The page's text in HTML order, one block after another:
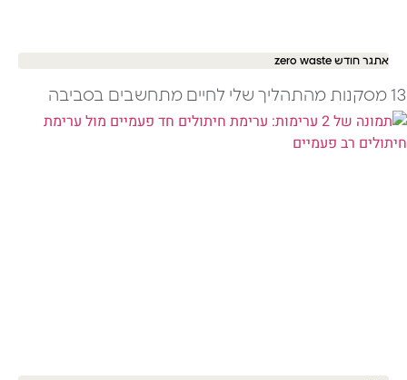
אתגר חודש zero waste
13 מסקנות מהתהליך שלי לחיים מתחשבים בסביבה